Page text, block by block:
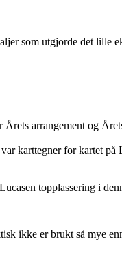
som utgjorde det lille
arrangement og
karttegner for kartet
topplassering i
ikke er brukt så mye